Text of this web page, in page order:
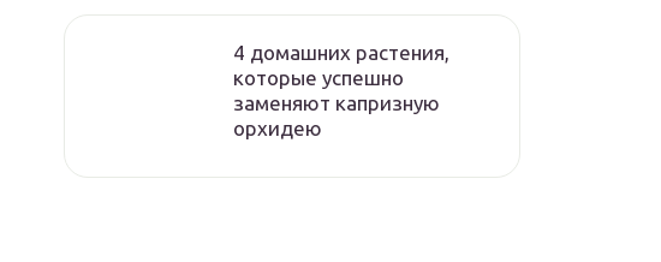
4 домашних растения,
которые успешно
заменяют капризную
орхидею